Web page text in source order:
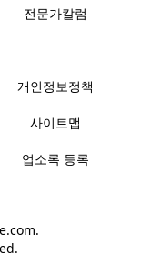
전문가칼럼
개인정보정책
사이트맵
업소록 등록
.